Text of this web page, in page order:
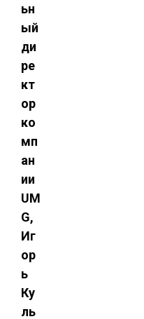
ьн
ый
ди
ре
кт
ор
ко
мп
ан
ии
UM
G,
Иг
ор
ь
Ку
ль